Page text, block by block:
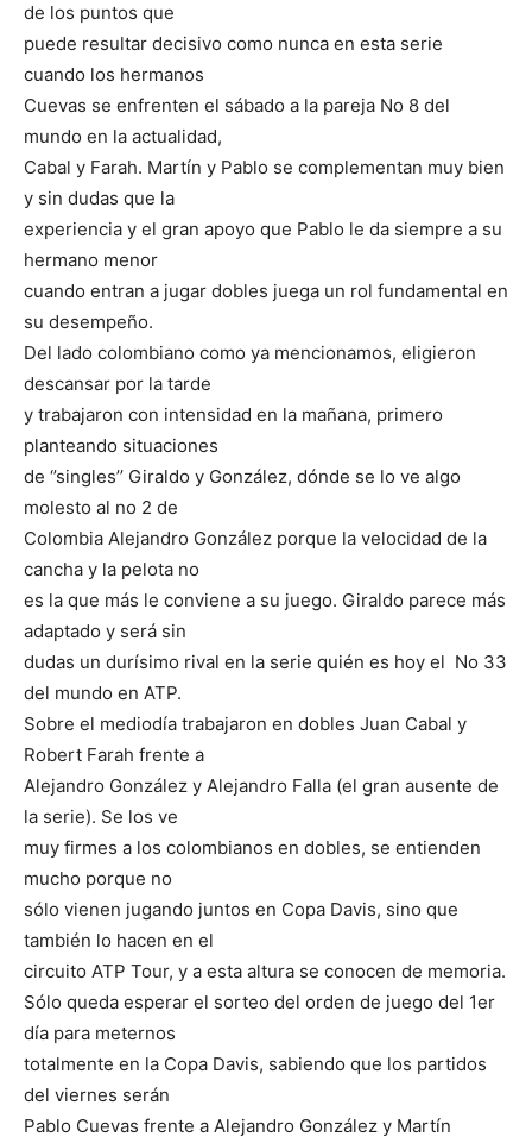
de los puntos que
puede resultar decisivo como nunca en esta serie
cuando los hermanos
Cuevas se enfrenten el sábado a la pareja No 8 del
mundo en la actualidad,
Cabal y Farah. Martín y Pablo se complementan muy bien
y sin dudas que la
experiencia y el gran apoyo que Pablo le da siempre a su
hermano menor
cuando entran a jugar dobles juega un rol fundamental en
su desempeño.
Del lado colombiano como ya mencionamos, eligieron
descansar por la tarde
y trabajaron con intensidad en la mañana, primero
planteando situaciones
de ‘’singles’’ Giraldo y González, dónde se lo ve algo
molesto al no 2 de
Colombia Alejandro González porque la velocidad de la
cancha y la pelota no
es la que más le conviene a su juego. Giraldo parece más
adaptado y será sin
dudas un durísimo rival en la serie quién es hoy el No 33
del mundo en ATP.
Sobre el mediodía trabajaron en dobles Juan Cabal y
Robert Farah frente a
Alejandro González y Alejandro Falla (el gran ausente de
la serie). Se los ve
muy firmes a los colombianos en dobles, se entienden
mucho porque no
sólo vienen jugando juntos en Copa Davis, sino que
también lo hacen en el
circuito ATP Tour, y a esta altura se conocen de memoria.
Sólo queda esperar el sorteo del orden de juego del 1er
día para meternos
totalmente en la Copa Davis, sabiendo que los partidos
del viernes serán
Pablo Cuevas frente a Alejandro González y Martín